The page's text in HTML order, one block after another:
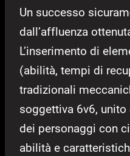
Un successo
dall’affluenza
L’inserimento di
(abilità, tempi di
tradizionali
soggettiva 6v6,
dei personaggi con
abilità e